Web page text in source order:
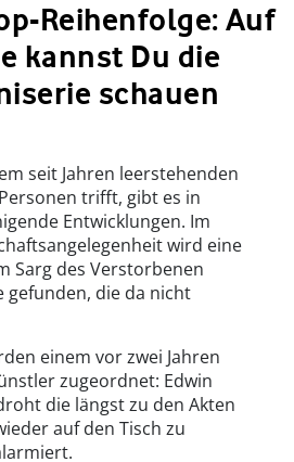
Reihenfolge: Auf
kannst Du die
schauen
seit Jahren leerstehenden
trifft, gibt es in
Entwicklungen. Im
wird eine
Sarg des Verstorbenen
gefunden, die da nicht
einem vor zwei Jahren
zugeordnet: Edwin
die längst zu den Akten
auf den Tisch zu